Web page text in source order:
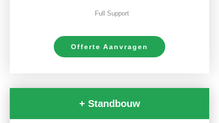
Full Support
Offerte Aanvragen
+ Standbouw